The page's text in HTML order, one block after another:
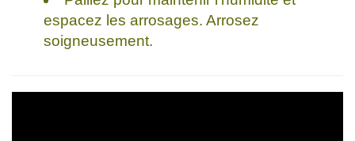
espacez les arrosages. Arrosez
soigneusement.